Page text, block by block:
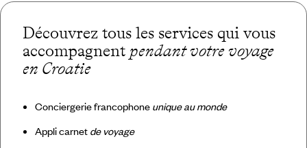
Découvrez tous les services qui vous
accompagnent pendant votre voyage
en Croatie
Conciergerie francophone unique au monde
Appli carnet de voyage